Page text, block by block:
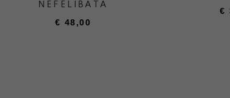
NEFELIBATA
€ 48,00
€